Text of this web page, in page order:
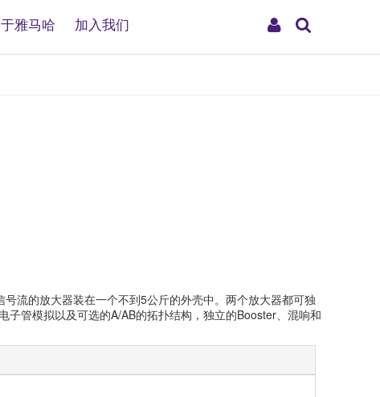
My
雅马哈 加入我们
流的放大器装在一个不到5公斤的外壳中。两个放大器都可独
管模拟以及可选的A/AB的拓扑结构，独立的Booster、混响和